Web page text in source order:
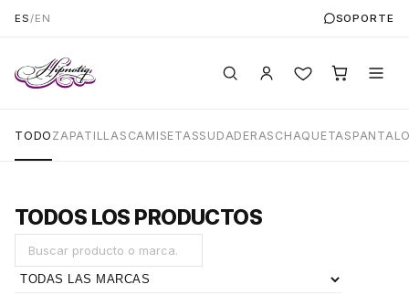
ES /EN SOPORTE
TODO ZAPATILLAS CAMISETASSUDADERAS CHAQUETAS
TODOS LOS PRODUCTOS